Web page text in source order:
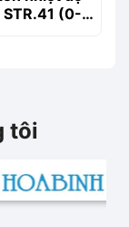
(0-
tôi